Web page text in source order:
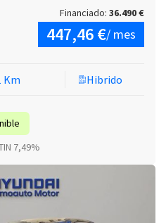
Km Hibrido
7,49%
Financiado: 36.490 €
447,46 €/ mes